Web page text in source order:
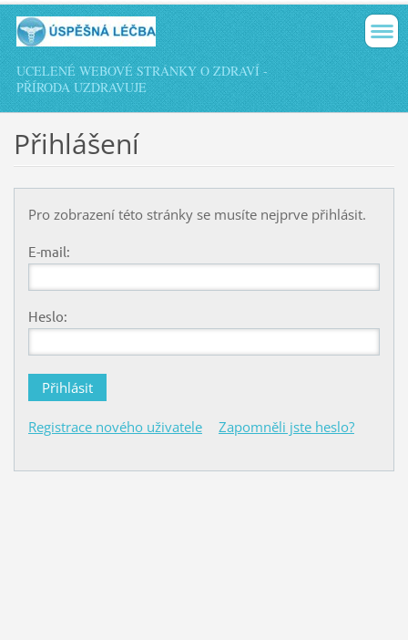
UCELENÉ WEBOVÉ STRÁNKY O ZDRAVÍ -
PŘÍRODA UZDRAVUJE
Přihlášení
Pro zobrazení této stránky se musíte nejprve přihlásit.
E-mail:
Heslo:
Registrace nového uživatele Zapomněli jste heslo?